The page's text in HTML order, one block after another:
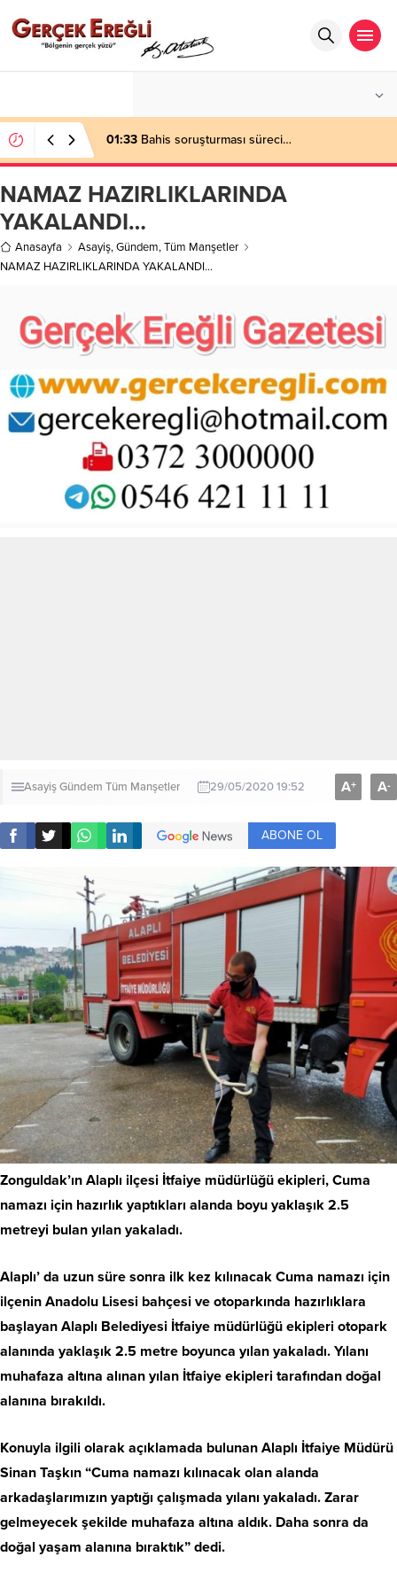
01:33 Bahis soruşturması süreci…
NAMAZ HAZIRLIKLARINDA
YAKALANDI…
Anasayfa Asayiş,Gündem,Tüm Manşetler
NAMAZ HAZIRLIKLARINDA YAKALANDI…
AsayişGündem Tüm Manşetler 29/05/2020 19:52 A+ A-
ABONE OL
Zonguldak’ın Alaplı ilçesi İtfaiye müdürlüğü ekipleri, Cuma
namazı için hazırlık yaptıkları alanda boyu yaklaşık 2.5
metreyi bulan yılan yakaladı.
Alaplı’ da uzun süre sonra ilk kez kılınacak Cuma namazı için
ilçenin Anadolu Lisesi bahçesi ve otoparkında hazırlıklara
başlayan Alaplı Belediyesi İtfaiye müdürlüğü ekipleri otopark
alanında yaklaşık 2.5 metre boyunca yılan yakaladı. Yılanı
muhafaza altına alınan yılan İtfaiye ekipleri tarafından doğal
alanına bırakıldı.
Konuyla ilgili olarak açıklamada bulunan Alaplı İtfaiye Müdürü
Sinan Taşkın “Cuma namazı kılınacak olan alanda
arkadaşlarımızın yaptığı çalışmada yılanı yakaladı. Zarar
gelmeyecek şekilde muhafaza altına aldık. Daha sonra da
doğal yaşam alanına bıraktık” dedi.